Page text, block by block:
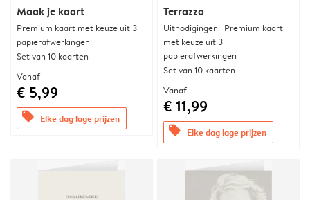
Maak je kaart
Premium kaart met keuze uit 3
papierafwerkingen
Set van 10 kaarten
Vanaf
€ 5,99
offers Elke dag lage prijzen
Terrazzo
Uitnodigingen | Premium kaart
met keuze uit 3
papierafwerkingen
Set van 10 kaarten
Vanaf
€ 11,99
offers Elke dag lage prijzen